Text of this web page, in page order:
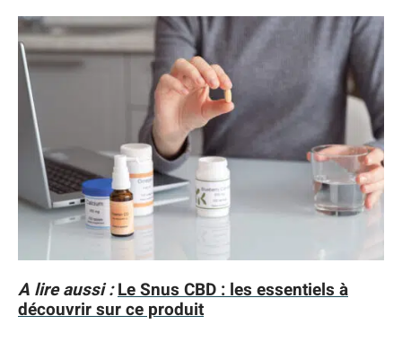
A lire aussi :Le Snus CBD : les essentiels à
découvrir sur ce produit